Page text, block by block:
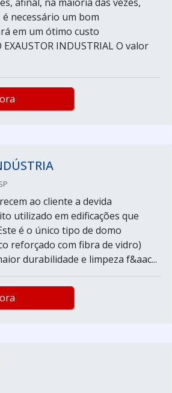
necessário um bom
em um ótimo custo
EXAUSTOR INDUSTRIAL O valor
ao cliente a devida
utilizado em edificações que
é o único tipo de domo
reforçado com fibra de vidro)
durabilidade e limpeza f&aac...